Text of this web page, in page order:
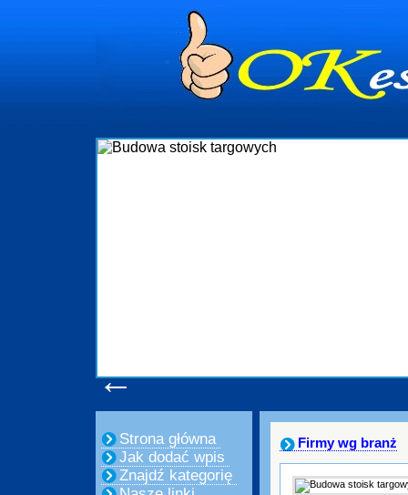
←
Strona główna
Jak dodać wpis
Znajdź kategorię
Firmy wg branż